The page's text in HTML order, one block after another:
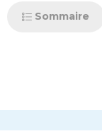
Sommaire